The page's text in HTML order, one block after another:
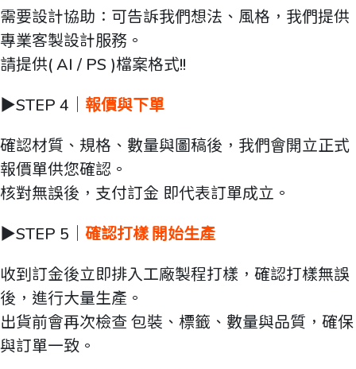
需要設計協助：可告訴我們想法、風格，我們提供
專業客製設計服務。
請提供( AI / PS )檔案格式!!
▶️STEP 4｜ 報價與下單
確認材質、規格、數量與圖稿後，我們會開立正式
報價單供您確認。
核對無誤後，支付訂金 即代表訂單成立。
▶️STEP 5｜ 確認打樣 開始生產
收到訂金後立即排入工廠製程打樣，確認打樣無誤
後，進行大量生產。
出貨前會再次檢查 包裝、標籤、數量與品質，確保
與訂單一致。